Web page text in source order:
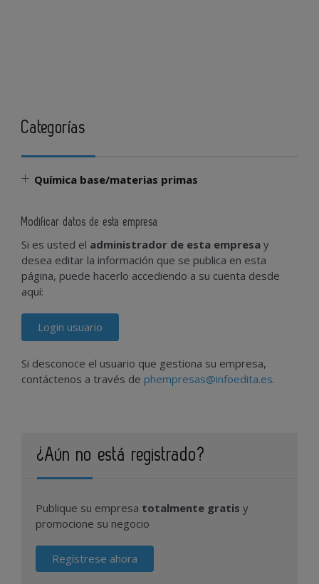
Categorías
Química base/materias primas
Modificar datos de esta empresa
Si es usted el administrador de esta empresa y
desea editar la información que se publica en esta
página, puede hacerlo accediendo a su cuenta desde
aquí:
Login usuario
Si desconoce el usuario que gestiona su empresa,
contáctenos a través de phempresas@infoedita.es.
¿Aún no está registrado?
Publique su empresa totalmente gratis y
promocione su negocio
Regístrese ahora